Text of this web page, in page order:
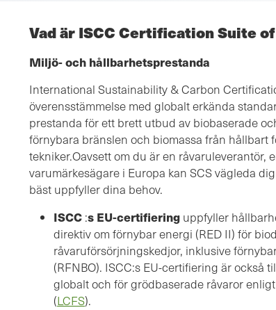
Vad är ISCC Certification Suite
Miljö- och hållbarhetsprestanda
International Sustainability & Carbon
överensstämmelse med globalt erkända
prestanda för ett brett utbud av biobaserade
förnybara bränslen och biomassa från hållbart
tekniker.Oavsett om du är en
varumärkesägare i Europa kan SCS vägleda
bäst uppfyller dina behov.
ISCC :s EU-certifiering uppfyller
direktiv om förnybar energi (RED II) för
råvaruförsörjningskedjor, inklusive
(RFNBO). ISCC:s EU-certifiering är också
globalt och för grödbaserade råvaror
(LCFS).